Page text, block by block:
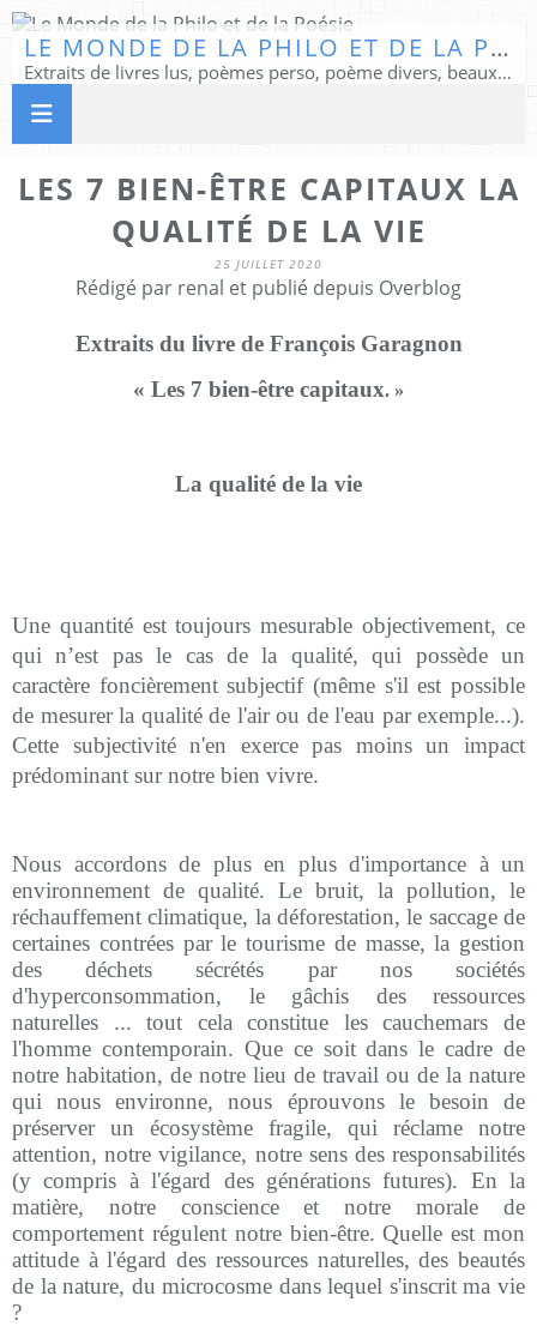
LE MONDE DE LA PHILO ET DE LA POÉSIE
Extraits de livres lus, poèmes perso, poème divers, beaux textes...
LES 7 BIEN-ÊTRE CAPITAUX LA
QUALITÉ DE LA VIE
25 JUILLET 2020
Rédigé par renal et publié depuis Overblog
Extraits du livre de François Garagnon
« Les 7 bien-être capitaux. »
La qualité de la vie
Une quantité est toujours mesurable objectivement, ce
qui n’est pas le cas de la qualité, qui
possède un
caractère foncièrement subjectif (même s'il est possible
de mesurer la qualité de l'air ou de l'eau par exemple...).
Cette subjectivité n'en exerce pas moins un impact
prédominant sur notre bien vivre.
Nous accordons de plus en plus d'importance à un
environnement de qualité. Le bruit, la pollution, le
réchauffement climatique, la déforestation, le saccage de
certaines contrées par le tourisme de masse, la gestion
des déchets sécrétés par nos sociétés
d'hyperconsommation, le gâchis des ressources
naturelles ... tout cela constitue les cauchemars de
l'homme contemporain. Que ce soit dans le cadre de
notre habitation, de notre lieu de travail ou de la nature
qui nous environne, nous éprouvons le besoin de
préserver un écosystème fragile, qui réclame notre
attention, notre vigilance, notre sens des responsabilités
(y compris à l'égard des générations futures). En la
matière, notre conscience et notre morale de
comportement régulent notre bien-être. Quelle est mon
attitude à l'égard des ressources naturelles, des beautés
de la nature, du microcosme dans lequel s'inscrit ma vie
?